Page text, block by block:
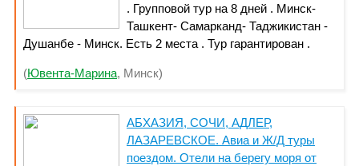
. Групповой тур на 8 дней . Минск-
Ташкент- Самарканд- Таджикистан -
Душанбе - Минск. Есть 2 места . Тур гарантирован .
(Ювента-Марина, Минск)
АБХАЗИЯ, СОЧИ, АДЛЕР,
ЛАЗАРЕВСКОЕ. Авиа и Ж/Д туры
поездом. Отели на берегу моря от